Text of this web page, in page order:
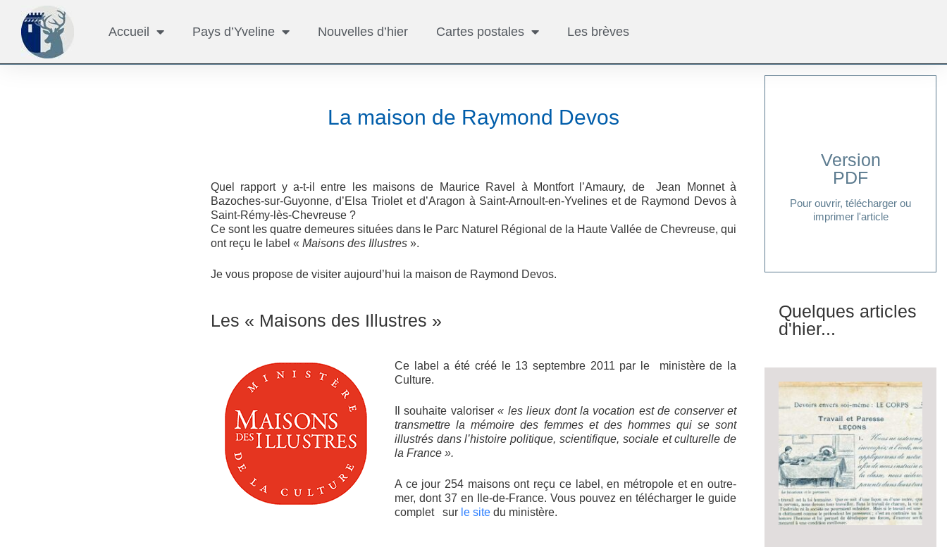
Accueil Pays d’Yveline Nouvelles d’hier Cartes postales Les brèves
La maison de Raymond Devos
Quel rapport y a-t-il entre les maisons de Maurice Ravel à Montfort l’Amaury, de Jean Monnet à
Bazoches-sur-Guyonne, d’Elsa Triolet et d’Aragon à Saint-Arnoult-en-Yvelines et de Raymond Devos à
Saint-Rémy-lès-Chevreuse ?
Ce sont les quatre demeures situées dans le Parc Naturel Régional de la Haute Vallée de Chevreuse, qui
ont reçu le label « Maisons des Illustres ».
Je vous propose de visiter aujourd’hui la maison de Raymond Devos.
Les « Maisons des Illustres »
Ce label a été créé le 13 septembre 2011 par le ministère de la
Culture.
Il souhaite valoriser« les lieux dont la vocation est de conserver et
transmettre la mémoire des femmes et des hommes qui se sont
illustrés dans l’histoire politique, scientifique, sociale et culturelle de
la France ».
A ce jour 254 maisons ont reçu ce label, en métropole et en outre-
mer, dont 37 en Ile-de-France. Vous pouvez en télécharger le guide
complet sur le sitedu ministère.
Version
PDF
Pour ouvrir, télécharger ou
imprimer l'article
Cliquer ici
Quelques articles
d'hier...